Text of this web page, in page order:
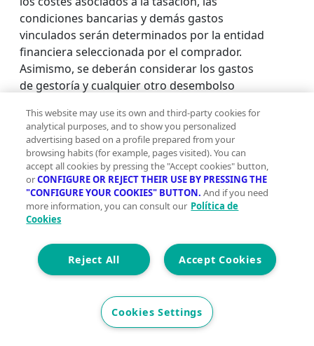
condiciones bancarias y demás gastos
vinculados serán determinados por la entidad
financiera seleccionada por el comprador.
Asimismo, se deberán considerar los gastos
de gestoría y cualquier otro desembolso
compraventa que, conforme a la legislación
vigente, correspondan a la parte adquirente,
salvo pacto expreso en contrario con el
vendedor. El consumidor dispone, conforme a
la normativa vigente, de información y
documentación adicional relativa al inmueble
y a las condiciones de la compraventa, que
agencia o a través del portal indicado. Se
informa asimismo que la agencia inmobiliaria
la operación, siendo cualquier eventual
compraventa y sus condiciones susceptibles
This website may use its own and third-party cookies for
analytical purposes, and to show you personalized
advertising based on a profile prepared from your
browsing habits (for example, pages visited). You can
accept all cookies by pressing the "Accept cookies" button,
orCONFIGURE OR REJECT THEIR USE BY PRESSING THE
"CONFIGURE YOUR COOKIES" BUTTON. And if you need
more information, you can consult our Política de
Cookies
Accept Cookies
Reject All
Cookies Settings